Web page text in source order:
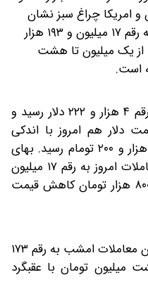
و امریکا چراغ سبز نشان
داد و بهای هر گرم طلای ۱۸ عیار به رقم ۱۷ میلیون و ۱۹۳ هزار
از یک میلیون تا هشت
است.
بهای هر اونس طلای جهانی به رقم ۴ هزار و ۲۲۲ دلار رسید و
دلار هم امروز با اندکی
افزایش از ۱۷۱ هزار تومان به ۱۷۲ هزار و ۲۰۰ تومام رسید. بهای
هر گرم طلای ۱۸ عیار در پایان معاملات امروز به رقم ۱۷ میلیون
و ۱۹۳ هزار تومان رسید و حدود ۸۰۰ هزار تومان کاهش قیمت
بهای هر قطعه سکه امامی در پایان معاملات امشب به رقم ۱۷۳
میلیون تومان با عقبگرد